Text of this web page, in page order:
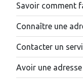
Savoir comment
Connaître une
Contacter un
Avoir une